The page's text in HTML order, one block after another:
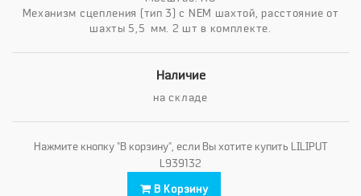
Механизм сцепления (тип 3) с NEM шахтой, расстояние от
шахты 5,5 мм. 2 шт в комплекте.
Наличие
на складе
Нажмите кнопку "В корзину", если Вы хотите купить LILIPUT
L939132
В Корзину